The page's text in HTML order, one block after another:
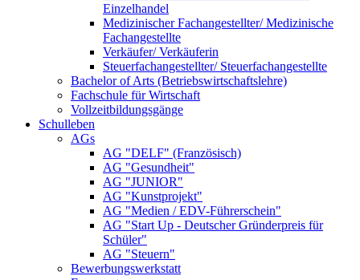
Einzelhandel
Medizinischer Fachangestellter/ Medizinische
Fachangestellte
Verkäufer/ Verkäuferin
Steuerfachangestellter/ Steuerfachangestellte
Bachelor of Arts (Betriebswirtschaftslehre)
Fachschule für Wirtschaft
Vollzeitbildungsgänge
Schulleben
AGs
AG "DELF" (Französisch)
AG "Gesundheit"
AG "JUNIOR"
AG "Kunstprojekt"
AG "Medien / EDV-Führerschein"
AG "Start Up - Deutscher Gründerpreis für
Schüler"
AG "Steuern"
Bewerbungswerkstatt